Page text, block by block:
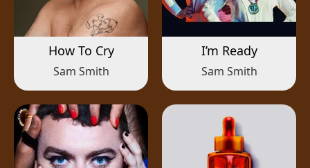
How To Cry
Sam Smith
I’m Ready
Sam Smith